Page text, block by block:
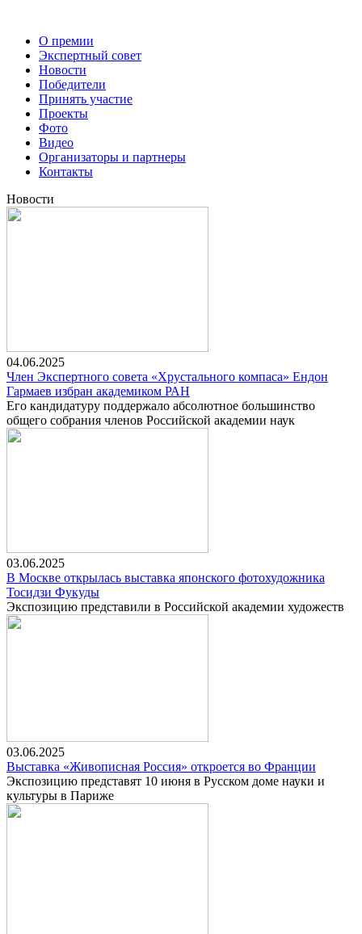
О премии
Экспертный совет
Новости
Победители
Принять участие
Проекты
Фото
Видео
Организаторы и партнеры
Контакты
Новости
04.06.2025
Член Экспертного совета «Хрустального компаса» Ендон
Гармаев избран академиком РАН
Его кандидатуру поддержало абсолютное большинство
общего собрания членов Российской академии наук
03.06.2025
В Москве открылась выставка японского фотохудожника
Тосидзи Фукуды
Экспозицию представили в Российской академии художеств
03.06.2025
Выставка «Живописная Россия» откроется во Франции
Экспозицию представят 10 июня в Русском доме науки и
культуры в Париже